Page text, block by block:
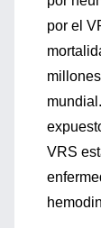
por el
VRS